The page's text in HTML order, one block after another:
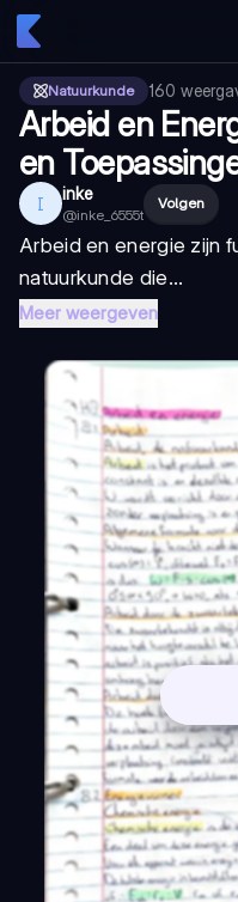
Natuurkunde 160
Arbeid en
en
I inke
@inke_6555t
Volgen
Arbeid en energie zijn
natuurkunde die...
Meer weergeven